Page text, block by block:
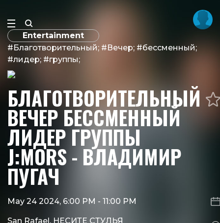
Entertainment
#Благотворительный; #Вечер; #бессменный;
#лидер; #группы;
БЛАГОТВОРИТЕЛЬНЫЙ
ВЕЧЕР БЕССМЕННЫЙ
ЛИДЕР ГРУППЫ
J:MORS - ВЛАДИМИР
ПУГАЧ
May 24 2024, 6:00 PM - 11:00 PM
San Rafael, НЕСИТЕ СТУЛЬЯ